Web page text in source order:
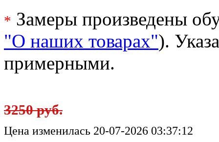
* Замеры произведены
"О наших товарах").
примерными.
3250 руб.
Цена изменилась 20-07-2026 03:37:12